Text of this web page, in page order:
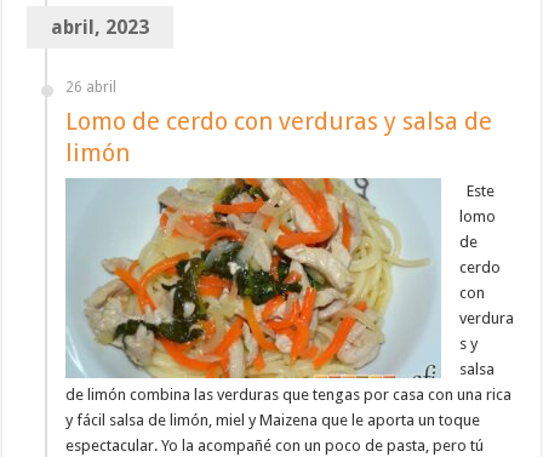
abril, 2023
26 abril
Lomo de cerdo con verduras y salsa de
limón
Este
lomo
de
cerdo
con
verdura
s y
salsa
de limón combina las verduras que tengas por casa con una rica
y fácil salsa de limón, miel y Maizena que le aporta un toque
espectacular. Yo la acompañé con un poco de pasta, pero tú